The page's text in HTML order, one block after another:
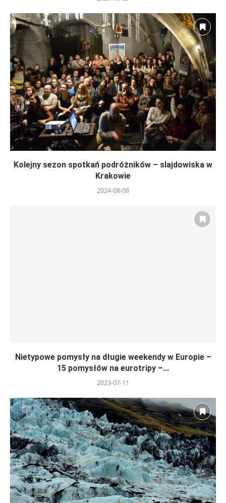
Kolejny sezon spotkań podróżników – slajdowiska w
Krakowie
2024-08-08
Nietypowe pomysły na długie weekendy w Europie –
15 pomysłów na eurotripy –...
2023-07-11